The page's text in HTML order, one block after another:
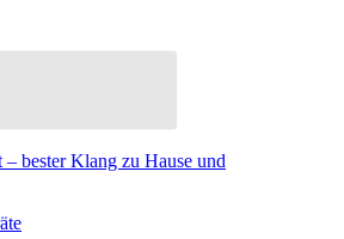
bester Klang zu Hause und